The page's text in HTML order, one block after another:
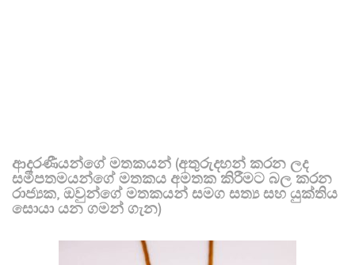
ආදරණීයන්ගේ මතකයන් (අතුරුදහන් කරන ලද
සමීපතමයන්ගේ මතකය අමතක කිරීමට බල කරන
රාජ්‍යක, ඔවුන්ගේ මතකයන් සමග සත්‍ය සහ යුක්තිය
සොයා යන ගමන් ගැන)